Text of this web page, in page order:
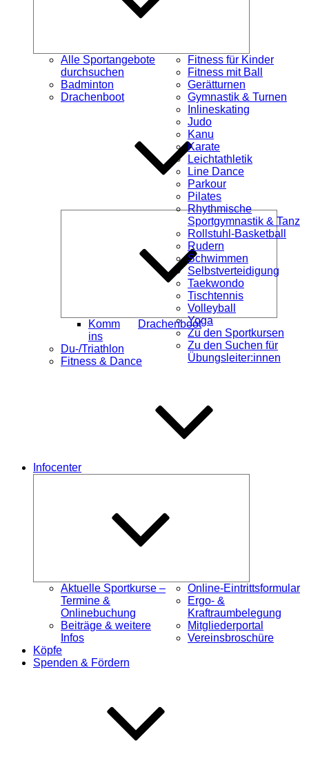
Alle Sportangebote
durchsuchen
Badminton
Drachenboot
öffnen
Komm
ins
Drachenboot
Du-/Triathlon
Fitness & Dance
Fitness für Kinder
Fitness mit Ball
Gerätturnen
Gymnastik & Turnen
Inlineskating
Judo
Kanu
Karate
Leichtathletik
Line Dance
Parkour
Pilates
Rhythmische
Sportgymnastik & Tanz
Rollstuhl-Basketball
Rudern
Schwimmen
Selbstverteidigung
Taekwondo
Tischtennis
Volleyball
Yoga
Zu den Sportkursen
Zu den Suchen für
Übungsleiter:innen
Infocenter
Aktuelle Sportkurse –
Termine &
Onlinebuchung
Beiträge & weitere
Infos
Online-Eintrittsformular
Ergo- &
Kraftraumbelegung
Mitgliederportal
Vereinsbroschüre
Köpfe
Spenden & Fördern